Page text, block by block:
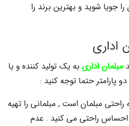
و بهترین برند را
به یک تولید کننده و یا
حتما توجه کنید :
است , مبلمانی را تهیه
می کنید . عدم